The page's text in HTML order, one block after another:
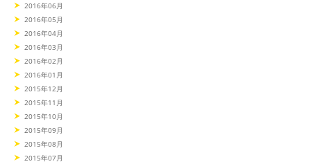
2016年06月
2016年05月
2016年04月
2016年03月
2016年02月
2016年01月
2015年12月
2015年11月
2015年10月
2015年09月
2015年08月
2015年07月